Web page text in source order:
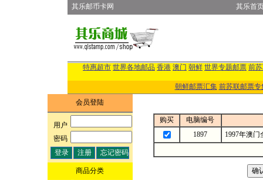
其乐邮币卡网 其乐首
特惠超市 世界各地邮品 香港 澳门 朝鲜 世界专题邮票 前
朝鲜邮票汇集 前苏联邮票专
会员登陆
用户:
密码:
商品分类
购买
电脑编号
1897
1997年澳